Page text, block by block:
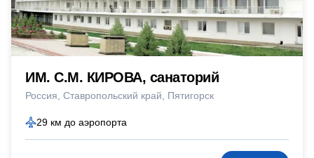
ИМ. С.М. КИРОВА, санаторий
Россия Ставропольский край Пятигорск
29 км до аэропорта